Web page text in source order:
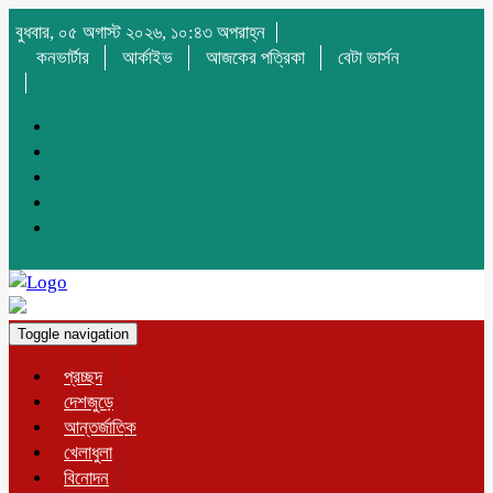
বুধবার, ০৫ অগাস্ট ২০২৬, ১০:৪৩ অপরাহ্ন
কনভার্টার
আর্কাইভ আজকের পত্রিকা বেটা ভার্সন
Toggle navigation
প্রচ্ছদ
দেশজুড়ে
আন্তর্জাতিক
খেলাধুলা
বিনোদন